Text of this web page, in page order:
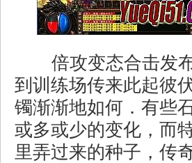
倍攻变态合击发
到训练场传来此起彼
镯渐渐地如何．有些
或多或少的变化，而
里弄过来的种子，传